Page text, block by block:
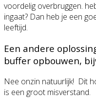
voordelig overbruggen.
ingaat? Dan heb je een
leeftijd.
Een andere
buffer opbouwen,
Nee onzin natuurlijk! Dit
is een groot misverstand.